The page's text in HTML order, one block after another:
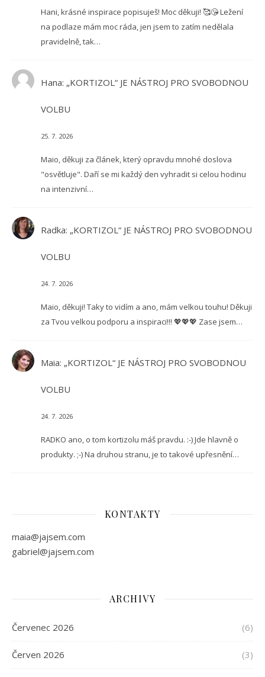
Hani, krásné inspirace popisuješ! Moc děkuji! 🥰😘 Ležení
na podlaze mám moc ráda, jen jsem to zatím nedělala
pravidelně, tak…
Hana: „KORTIZOL“ JE NÁSTROJ PRO SVOBODNOU
VOLBU
25. 7. 2026
Maio, děkuji za článek, který opravdu mnohé doslova
"osvětluje". Daří se mi každý den vyhradit si celou hodinu
na intenzivní…
Radka: „KORTIZOL“ JE NÁSTROJ PRO SVOBODNOU
VOLBU
24. 7. 2026
Maio, děkuji! Taky to vidím a ano, mám velkou touhu! Děkuji
za Tvou velkou podporu a inspiraci!!! 💖💖💖 Zase jsem…
Maia: „KORTIZOL“ JE NÁSTROJ PRO SVOBODNOU
VOLBU
24. 7. 2026
RADKO ano, o tom kortizolu máš pravdu. :-) Jde hlavně o
produkty. ;-) Na druhou stranu, je to takové upřesnění…
KONTAKTY
maia@jajsem.com
gabriel@jajsem.com
ARCHIVY
Červenec 2026 (6)
Červen 2026 (3)